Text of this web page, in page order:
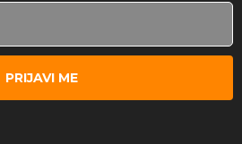
PRIJAVI ME